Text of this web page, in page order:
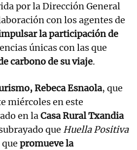
por la Dirección General
con los agentes de
la participación de
únicas con las que
carbono de su viaje.
Rebeca Esnaola, que
miércoles en este
en laCasa Rural Txandia
que Huella Positiva
promueve la